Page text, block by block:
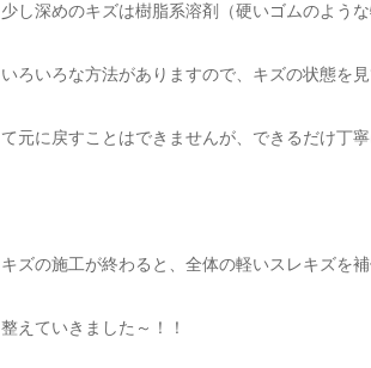
少し深めのキズは樹脂系溶剤（硬いゴムのよう
いろいろな方法がありますので、キズの状態を
て元に戻すことはできませんが、できるだけ丁
キズの施工が終わると、全体の軽いスレキズを
整えていきました～！！